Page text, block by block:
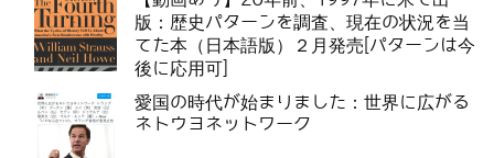
版：歴史パターンを調査、現在の状況を当
てた本（日本語版）２月発売[パターンは今
後に応用可]
愛国の時代が始まりました：世界に広がる
ネトウヨネットワーク